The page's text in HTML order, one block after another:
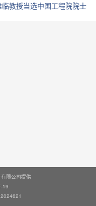
教授当选中国工程院院士
限公司提供
19